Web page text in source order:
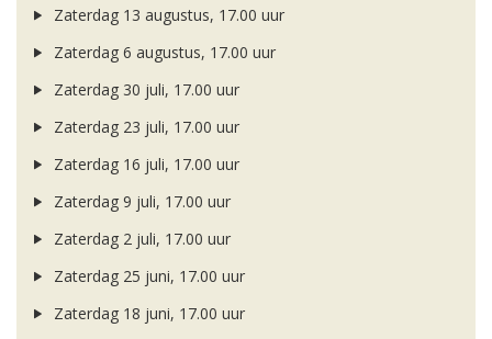
Zaterdag 13 augustus, 17.00 uur
Zaterdag 6 augustus, 17.00 uur
Zaterdag 30 juli, 17.00 uur
Zaterdag 23 juli, 17.00 uur
Zaterdag 16 juli, 17.00 uur
Zaterdag 9 juli, 17.00 uur
Zaterdag 2 juli, 17.00 uur
Zaterdag 25 juni, 17.00 uur
Zaterdag 18 juni, 17.00 uur